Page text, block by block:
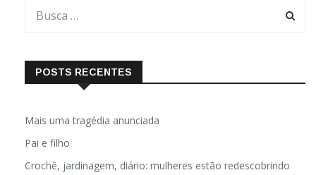
POSTS RECENTES
Mais uma tragédia anunciada
Pai e filho
Crochê, jardinagem, diário: mulheres estão redescobrindo